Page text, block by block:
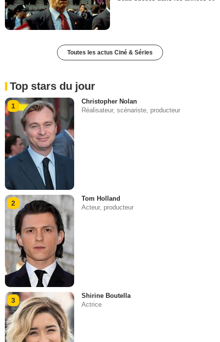
Toutes les actus Ciné & Séries
Top stars du jour
1
Christopher Nolan
Réalisateur, scénariste, producteur
2
Tom Holland
Acteur, producteur
3
Shirine Boutella
Actrice